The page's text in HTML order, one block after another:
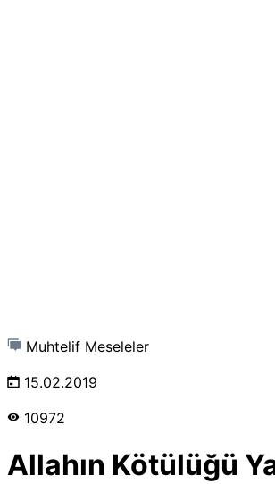
Muhtelif Meseleler
15.02.2019
10972
Allahın Kötülüğü